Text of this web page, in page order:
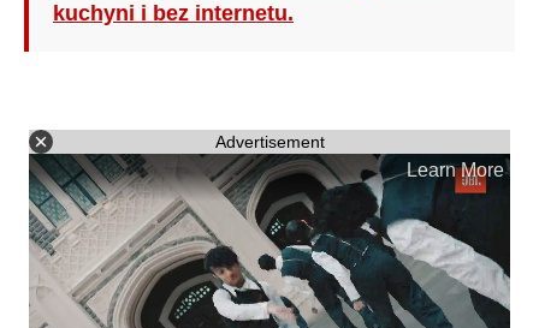
kuchyni i bez internetu.
Advertisement